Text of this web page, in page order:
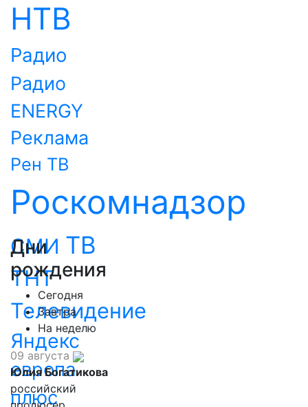
НТВ
Радио
Радио
ENERGY
Реклама
Рен ТВ
Роскомнадзор
СМИ ТВ
ТНТ
Телевидение
Яндекс
европа
плюс
Дни
рождения
Сегодня
Завтра
На неделю
09 августа
Юлия Богатикова
российский